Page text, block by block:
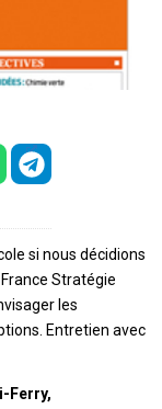
si nous décidions
Stratégie
les
Entretien avec
Ferry,